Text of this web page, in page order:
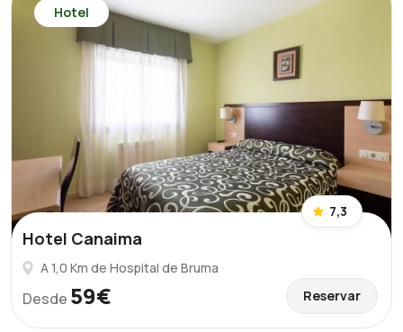
Hotel
7,3
Hotel Canaima
A 1,0 Km de Hospital de Bruma
Desde 59€ Reservar